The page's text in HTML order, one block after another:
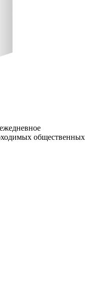
общественных